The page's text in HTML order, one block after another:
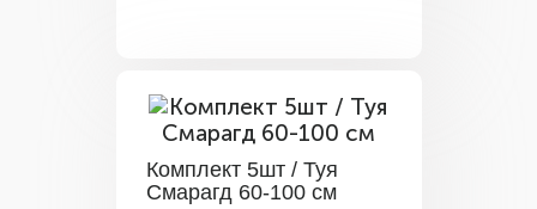
Комплект 5шт / Туя
Смарагд 60-100 см